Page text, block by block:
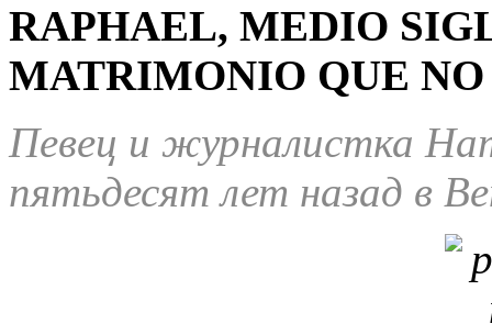
RAPHAEL, MEDIO
MATRIMONIO QUE NO
Певец и журналистка
пятьдесят лет назад в